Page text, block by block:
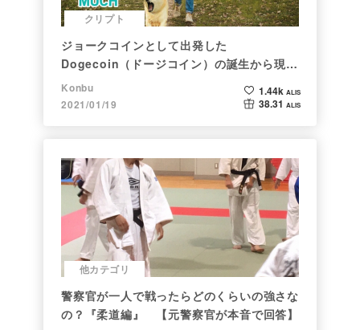
クリプト
ジョークコインとして出発した
Dogecoin（ドージコイン）の誕生から現在
まで。注目される非証券性🐶
Konbu
2021/01/19
1.44k ALIS
38.31 ALIS
他カテゴリ
警察官が一人で戦ったらどのくらいの強さな
の？『柔道編』 【元警察官が本音で回答】